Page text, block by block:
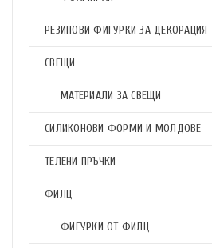
РЕЗИНОВИ ФИГУРКИ ЗА ДЕКОРАЦИЯ
СВЕЩИ
МАТЕРИАЛИ ЗА СВЕЩИ
СИЛИКОНОВИ ФОРМИ И МОЛДОВЕ
ТЕЛЕНИ ПРЪЧКИ
ФИЛЦ
ФИГУРКИ ОТ ФИЛЦ